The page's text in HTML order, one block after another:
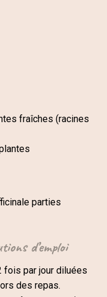
fraîches (racines
parties
d’emploi
fois par jour diluées
des repas.